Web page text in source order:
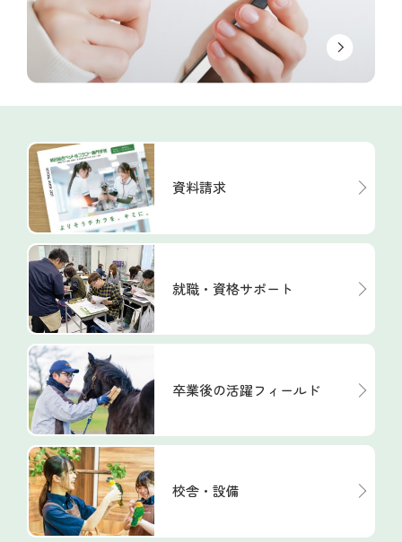
資料請求
就職・資格サポート
卒業後の活躍フィールド
校舎・設備